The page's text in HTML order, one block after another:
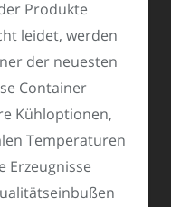
Produkte
leidet, werden
der neuesten
Container
Kühloptionen,
Temperaturen
Erzeugnisse